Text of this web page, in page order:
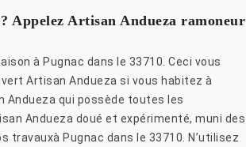
Appelez Artisan Andueza ramoneur
à Pugnac dans le 33710. Ceci vous
Artisan Andueza si vous habitez à
Andueza qui possède toutes les
Andueza doué et expérimenté, muni des
Pugnac dans le 33710. N’utilisez